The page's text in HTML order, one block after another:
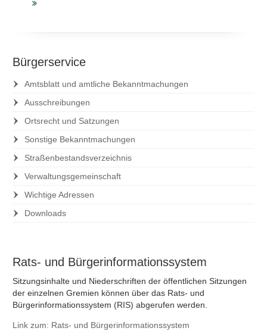
Bürgerservice
Amtsblatt und amtliche Bekanntmachungen
Ausschreibungen
Ortsrecht und Satzungen
Sonstige Bekanntmachungen
Straßenbestandsverzeichnis
Verwaltungsgemeinschaft
Wichtige Adressen
Downloads
Rats- und Bürgerinformationssystem
Sitzungsinhalte und Niederschriften der öffentlichen Sitzungen
der einzelnen Gremien können über das Rats- und
Bürgerinformationssystem (RIS) abgerufen werden.
Link zum: Rats- und Bürgerinformationssystem